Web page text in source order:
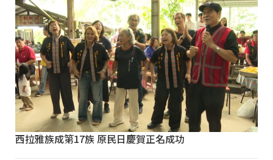
西拉雅族成第17族 原民日慶賀正名成功